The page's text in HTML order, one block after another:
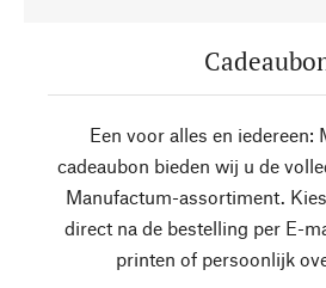
Een voor alles en iedereen:
cadeaubon bieden wij u de
Manufactum-assortiment.
direct na de bestelling per E-
printen of persoonlijk